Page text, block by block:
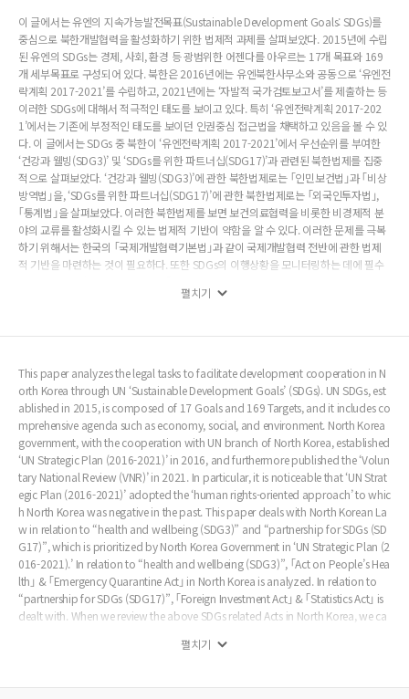
이 글에서는 유엔의 지속가능발전목표(Sustainable Development Goals: SDGs)를
중심으로 북한개발협력을 활성화하기 위한 법제적 과제를 살펴보았다. 2015년에 수립
된 유엔의 SDGs는 경제, 사회, 환경 등 광범위한 어젠다를 아우르는 17개 목표와 169
개 세부목표로 구성되어 있다. 북한은 2016년에는 유엔북한사무소와 공동으로 ‘유엔전
략계획 2017-2021’를 수립하고, 2021년에는 ‘자발적 국가검토보고서’를 제출하는 등
이러한 SDGs에 대해서 적극적인 태도를 보이고 있다. 특히 ‘유엔전략계획 2017-202
1’에서는 기존에 부정적인 태도를 보이던 인권중심 접근법을 채택하고 있음을 볼 수 있
다. 이 글에서는 SDGs 중 북한이 ‘유엔전략계획 2017-2021’에서 우선순위를 부여한
‘건강과 웰빙(SDG3)’ 및 ‘SDGs를 위한 파트너십(SDG17)’과 관련된 북한법제를 집중
적으로 살펴보았다. ‘건강과 웰빙(SDG3)’에 관한 북한법제로는 ｢인민보건법｣과 ｢비상
방역법｣을, ‘SDGs를 위한 파트너십(SDG17)’에 관한 북한법제로는 ｢외국인투자법｣,
｢통계법｣을 살펴보았다. 이러한 북한법제를 보면 보건의료협력을 비롯한 비경제적 분
야의 교류를 활성화시킬 수 있는 법제적 기반이 약함을 알 수 있다. 이러한 문제를 극복
하기 위해서는 한국의 ｢국제개발협력기본법｣과 같이 국제개발협력 전반에 관한 법제
적 기반을 마련하는 것이 필요하다. 또한 SDGs의 이행상황을 모니터링하는 데에 필수
다. 최소한 SDGs에 대해서는 통계를 공개할 수 있도록 근거규정을 둘 필요가 있다. 유
은 북한뿐만 아니라 한국도 노력해야 할 영역이라고 할 수 있다. 이를 위해서는 한국의
며, ｢국제개발협력기본법｣과 ｢남북교류협력에 관한 법률｣ 간의 연계성도 강화할 필요
가 있다. SDGs라는 국제규범을 이행하는 과정에서 남과 북이 각자의 법제개선을 위해
서 노력하고 이와 관련한 교류를 활성화하는 것은 장기적으로 평화통일의 기반을 마련
한다는 점에서 의미가 크다. 이 과정에서 남북교류협력법제와 국제개발협력법제를 통
합적으로 보는 것이 반드시 필요하다고 하겠다.
펼치기
This paper analyzes the legal tasks to facilitate development cooperation in N
orth Korea through UN ‘Sustainable Development Goals’ (SDGs). UN SDGs, est
ablished in 2015, is composed of 17 Goals and 169 Targets, and it includes co
mprehensive agenda such as economy, social, and environment. North Korea
government, with the cooperation with UN branch of North Korea, established
‘UN Strategic Plan (2016-2021)’ in 2016, and furthermore published the ‘Volun
tary National Review (VNR)’ in 2021. In particular, it is noticeable that ‘UN Strat
egic Plan (2016-2021)’ adopted the ‘human rights-oriented approach’ to whic
h North Korea was negative in the past. This paper deals with North Korean La
w in relation to “health and wellbeing (SDG3)” and “partnership for SDGs (SD
G17)”, which is prioritized by North Korea Government in ‘UN Strategic Plan (2
016-2021).’ In relation to “health and wellbeing (SDG3)”, ｢Act on People’s Hea
lth｣ & ｢Emergency Quarantine Act｣ in North Korea is analyzed. In relation to
“partnership for SDGs (SDG17)”, ｢Foreign Investment Act｣ & ｢Statistics Act｣ is
dealt with. When we review the above SDGs related Acts in North Korea, we ca
velopment cooperation in North Korea. To address this issue, it is necessary for
ation comprehensively. North Korean ｢Statistics Act｣ stipulates that confidenti
펼치기